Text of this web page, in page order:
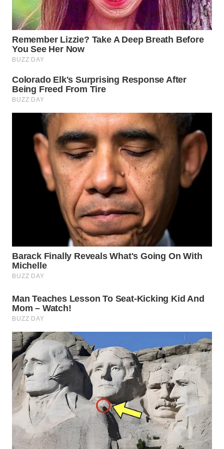
WN
MADURA
WN
SURABAYA
WN
NATUNA
WN
MANDALIKA
WN
BORNEO
Wahana
Media
Group
WAHANA
NEWS
WAHANA
TANI
WAHANA
ADVOKAT